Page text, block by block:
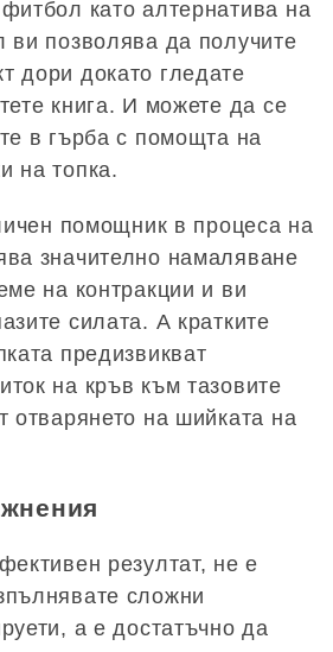
като алтернатива на
ви позволява да получите
дори докато гледате
книга. И можете да се
в гърба с помощта на
на топка.
помощник в процеса на
значително намаляване
на контракции и ви
силата. А кратките
предизвикват
на кръв към тазовите
отварянето на шийката на
резултат, не е
сложни
а е достатъчно да